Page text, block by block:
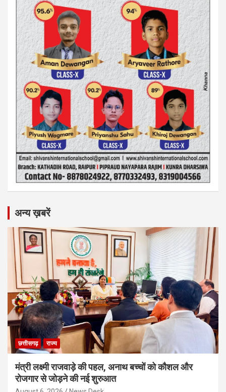
अन्य ख़बरें
छत्तीसगढ़ राज्य
मंत्री लक्ष्मी राजवाड़े की पहल, अनाथ बच्चों को कौशल और
रोजगार से जोड़ने की नई शुरुआत